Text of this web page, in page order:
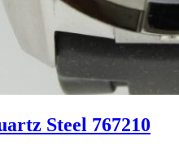
Steel 767210